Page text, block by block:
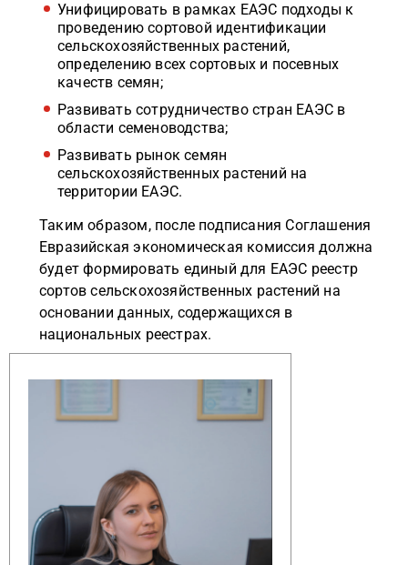
Унифицировать в рамках ЕАЭС подходы к
проведению сортовой идентификации
сельскохозяйственных растений,
определению всех сортовых и посевных
качеств семян;
Развивать сотрудничество стран ЕАЭС в
области семеноводства;
Развивать рынок семян
сельскохозяйственных растений на
территории ЕАЭС.
Таким образом, после подписания Соглашения
Евразийская экономическая комиссия должна
будет формировать единый для ЕАЭС реестр
сортов сельскохозяйственных растений на
основании данных, содержащихся в
национальных реестрах.